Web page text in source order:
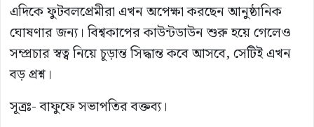
এদিকে ফুটবলপ্রেমীরা এখন অপেক্ষা করছেন আনুষ্ঠানিক
ঘোষণার জন্য। বিশ্বকাপের কাউন্টডাউন শুরু হয়ে গেলেও
সম্প্রচার স্বত্ব নিয়ে চূড়ান্ত সিদ্ধান্ত কবে আসবে, সেটিই এখন
বড় প্রশ্ন।
সূত্রঃ- বাফুফে সভাপতির বক্তব্য।